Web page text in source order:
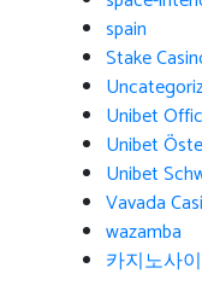
spain
Stake
Unibet
Unibet
Unibet
Vavada
wazamba
카지노사